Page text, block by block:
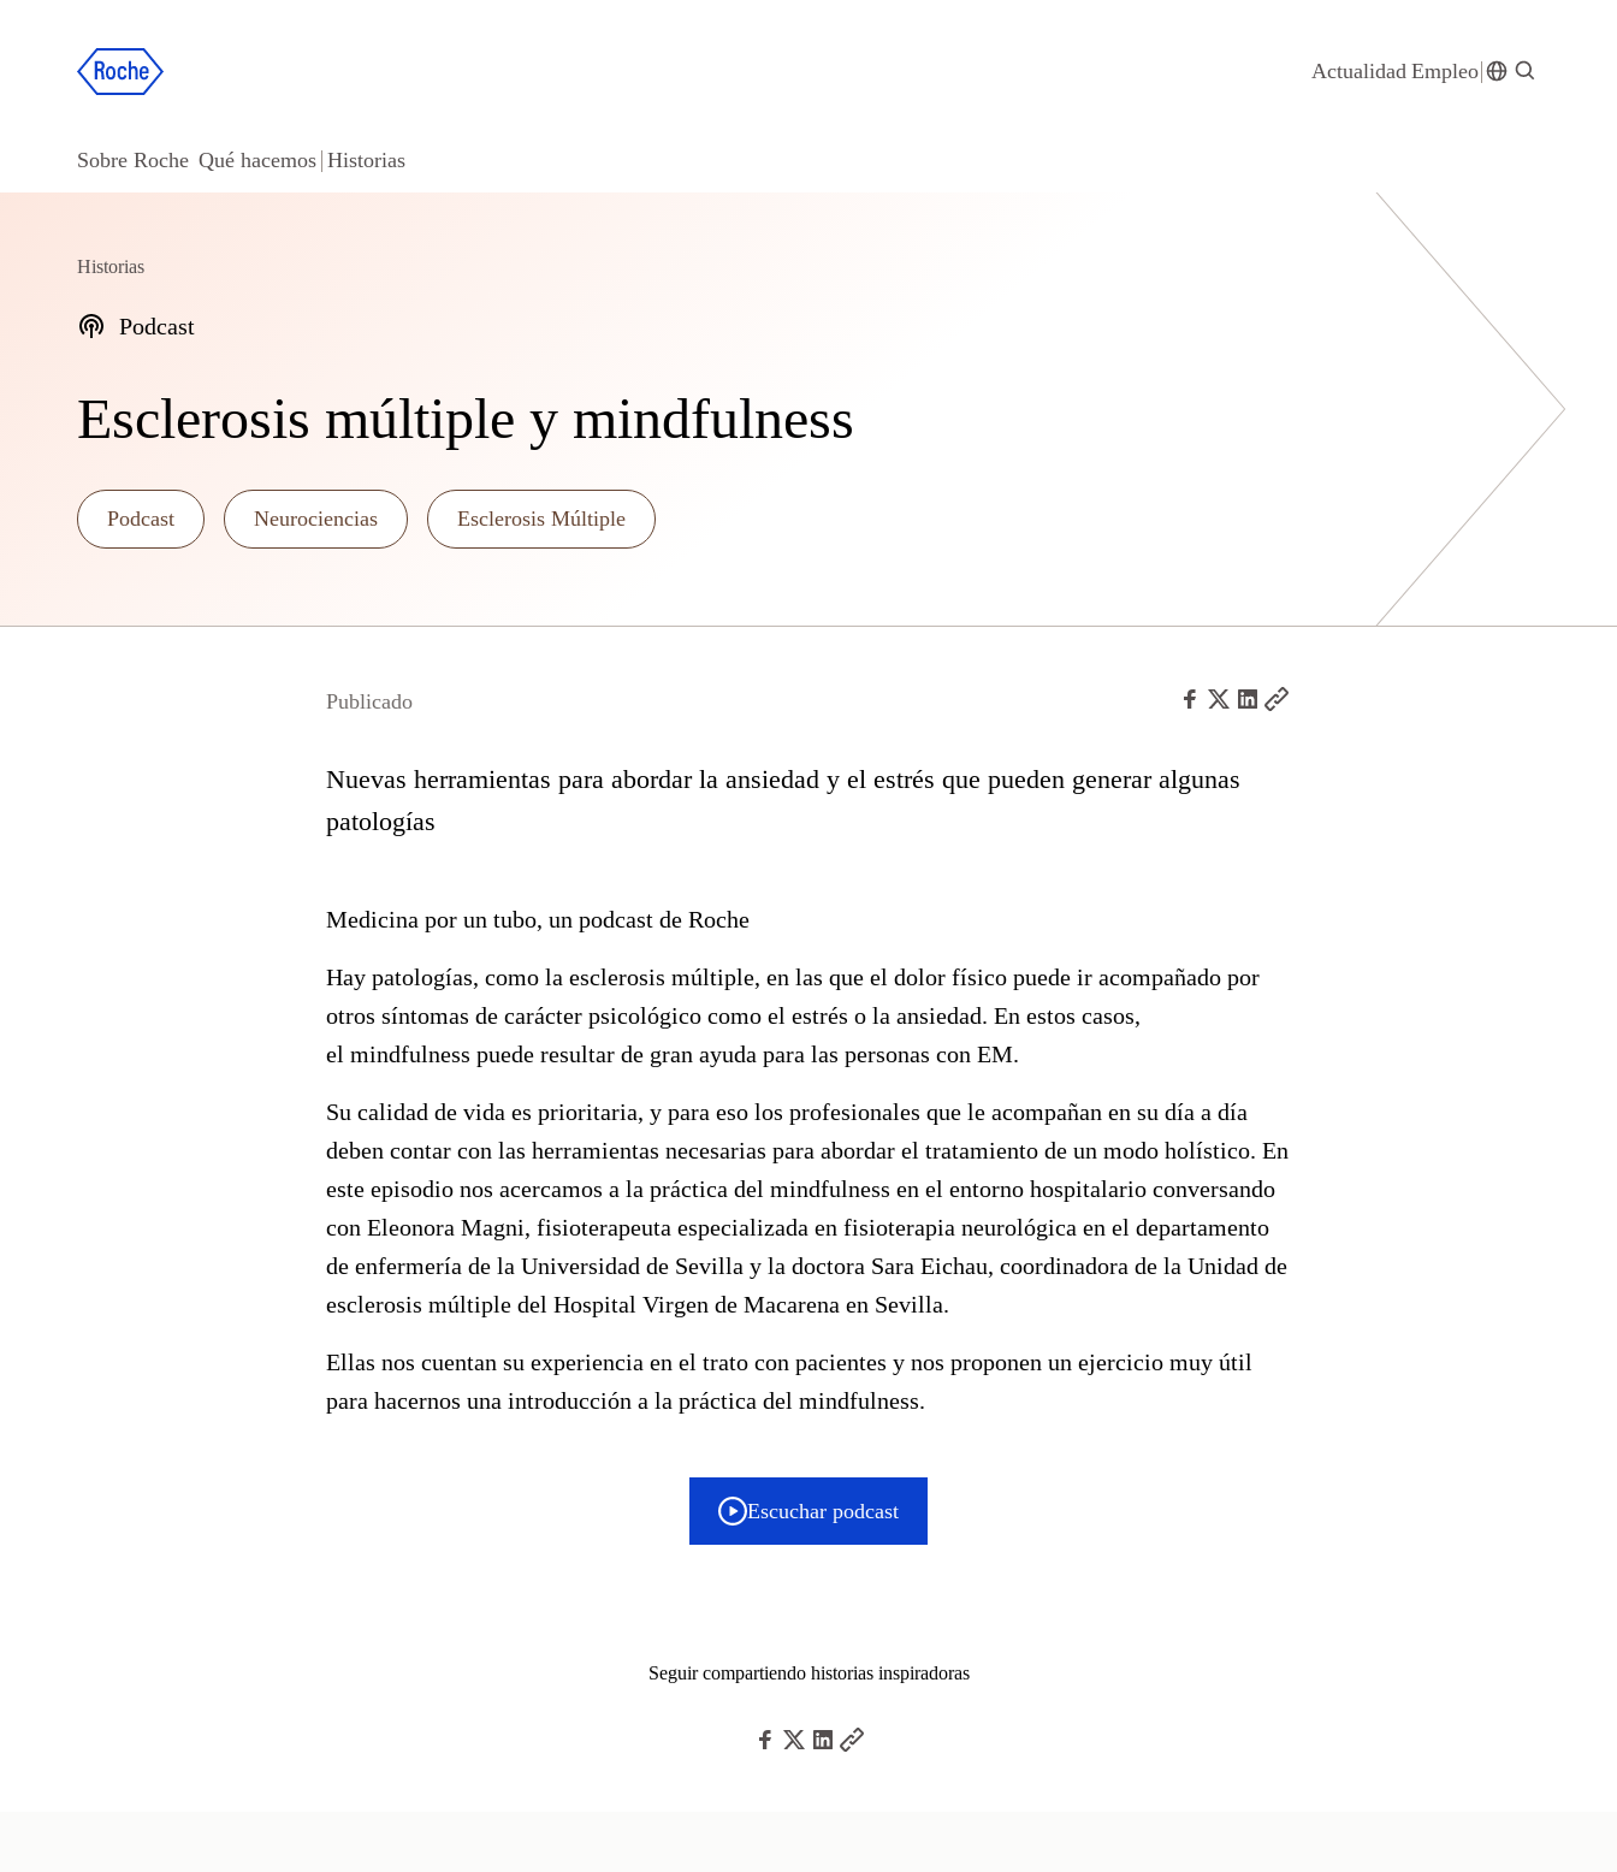
Actualidad Empleo
Sobre Roche Qué hacemos Historias
Historias
Podcast
Esclerosis múltiple y mindfulness
Podcast Neurociencias Esclerosis Múltiple
Publicado
Nuevas herramientas para abordar la ansiedad y el estrés que pueden generar algunas
patologías
Medicina por un tubo, un podcast de Roche
Hay patologías, como la esclerosis múltiple, en las que el dolor físico puede ir acompañado por
otros síntomas de carácter psicológico como el estrés o la ansiedad. En estos casos,
el mindfulness puede resultar de gran ayuda para las personas con EM.
Su calidad de vida es prioritaria, y para eso los profesionales que le acompañan en su día a día
deben contar con las herramientas necesarias para abordar el tratamiento de un modo holístico. En
este episodio nos acercamos a la práctica del mindfulness en el entorno hospitalario conversando
con Eleonora Magni, fisioterapeuta especializada en fisioterapia neurológica en el departamento
de enfermería de la Universidad de Sevilla y la doctora Sara Eichau, coordinadora de la Unidad de
esclerosis múltiple del Hospital Virgen de Macarena en Sevilla.
Ellas nos cuentan su experiencia en el trato con pacientes y nos proponen un ejercicio muy útil
para hacernos una introducción a la práctica del mindfulness.
Escuchar podcast
Seguir compartiendo historias inspiradoras